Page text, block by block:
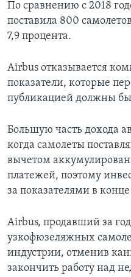
По сравнению с 2018
поставила 800
7,9 процента.
Airbus отказывается
показатели, которые
публикацией должны
Большую часть дохода
когда самолеты
вычетом
платежей, поэтому
за показателями в конце
Airbus, продавший за
узкофюзеляжных
индустрии, отменив
закончить работу над